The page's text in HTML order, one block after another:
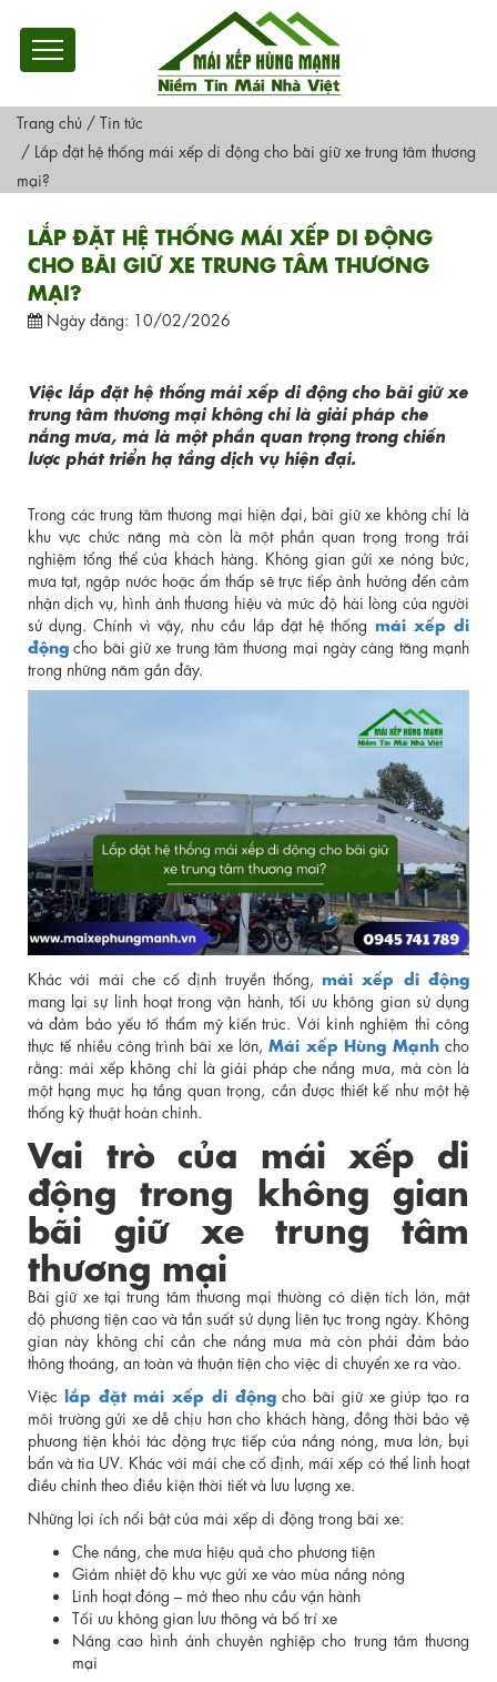
Trang chủ / Tin tức
/ Lắp đặt hệ thống mái xếp di động cho bãi giữ xe trung tâm thương
mại?
LẮP ĐẶT HỆ THỐNG MÁI XẾP DI ĐỘNG
CHO BÃI GIỮ XE TRUNG TÂM THƯƠNG
MẠI?
Ngày đăng: 10/02/2026
Việc lắp đặt hệ thống mái xếp di động cho bãi giữ xe
trung tâm thương mại không chỉ là giải pháp che
nắng mưa, mà là một phần quan trọng trong chiến
lược phát triển hạ tầng dịch vụ hiện đại.
Trong các trung tâm thương mại hiện đại, bãi giữ xe không chỉ là
khu vực chức năng mà còn là một phần quan trọng trong trải
nghiệm tổng thể của khách hàng. Không gian gửi xe nóng bức,
mưa tạt, ngập nước hoặc ẩm thấp sẽ trực tiếp ảnh hưởng đến cảm
nhận dịch vụ, hình ảnh thương hiệu và mức độ hài lòng của người
sử dụng. Chính vì vậy, nhu cầu lắp đặt hệ thống mái xếp di
động cho bãi giữ xe trung tâm thương mại ngày càng tăng mạnh
trong những năm gần đây.
Khác với mái che cố định truyền thống,mái xếp di động
mang lại sự linh hoạt trong vận hành, tối ưu không gian sử dụng
và đảm bảo yếu tố thẩm mỹ kiến trúc. Với kinh nghiệm thi công
thực tế nhiều công trình bãi xe lớn, Mái xếp Hùng Mạnh cho
rằng: mái xếp không chỉ là giải pháp che nắng mưa, mà còn là
một hạng mục hạ tầng quan trọng, cần được thiết kế như một hệ
thống kỹ thuật hoàn chỉnh.
Vai trò của mái xếp di
động trong không gian
bãi giữ xe trung tâm
thương mại
Bãi giữ xe tại trung tâm thương mại thường có diện tích lớn, mật
độ phương tiện cao và tần suất sử dụng liên tục trong ngày. Không
gian này không chỉ cần che nắng mưa mà còn phải đảm bảo
thông thoáng, an toàn và thuận tiện cho việc di chuyển xe ra vào.
Việc lắp đặt mái xếp di độngcho bãi giữ xe giúp tạo ra
môi trường gửi xe dễ chịu hơn cho khách hàng, đồng thời bảo vệ
phương tiện khỏi tác động trực tiếp của nắng nóng, mưa lớn, bụi
bẩn và tia UV. Khác với mái che cố định, mái xếp có thể linh hoạt
điều chỉnh theo điều kiện thời tiết và lưu lượng xe.
Những lợi ích nổi bật của mái xếp di động trong bãi xe:
Che nắng, che mưa hiệu quả cho phương tiện
Giảm nhiệt độ khu vực gửi xe vào mùa nắng nóng
Linh hoạt đóng – mở theo nhu cầu vận hành
Tối ưu không gian lưu thông và bố trí xe
Nâng cao hình ảnh chuyên nghiệp cho trung tâm thương
mại